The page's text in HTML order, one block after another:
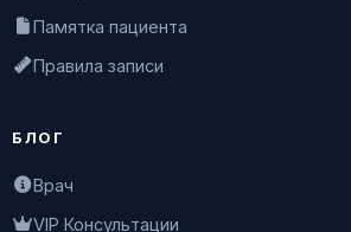
Памятка пациента
Правила записи
БЛОГ
Врач
VIP Консультации